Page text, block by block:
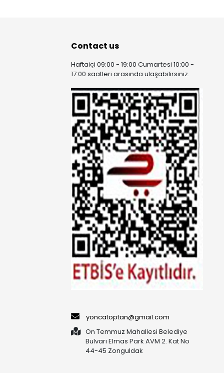
Contact us
Haftaiçi 09:00 - 19:00 Cumartesi 10:00 -
17:00 saatleri arasında ulaşabilirsiniz.
yoncatoptan@gmail.com
On Temmuz Mahallesi Belediye
Bulvarı Elmas Park AVM 2. Kat No
44-45 Zonguldak